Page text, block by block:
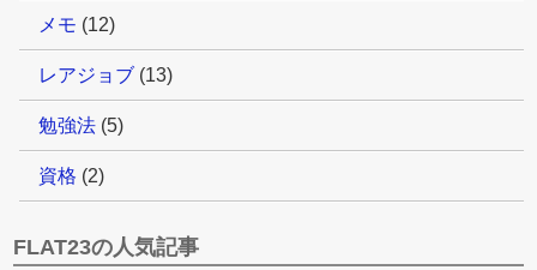
メモ (12)
レアジョブ (13)
勉強法 (5)
資格 (2)
FLAT23の人気記事